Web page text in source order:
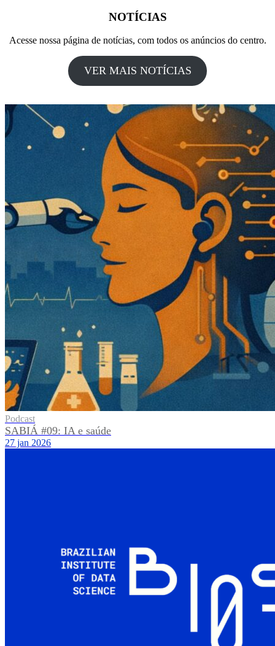
NOTÍCIAS
Acesse nossa página de notícias, com todos os anúncios do centro.
VER MAIS NOTÍCIAS
Podcast
SABIÁ #09: IA e saúde
27 jan 2026